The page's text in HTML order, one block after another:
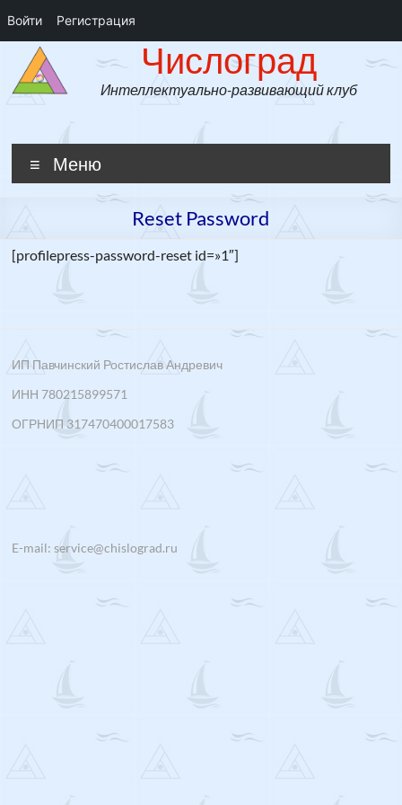
Войти Регистрация
Перейти
содержимому
ЧислоградЧислоград
Интеллектуально-развивающий клуб
Меню
Reset Password
[profilepress-password-reset id=»1″]
ИП Павчинский Ростислав Андревич
ИНН 780215899571
ОГРНИП 317470400017583
E-mail: service@chislograd.ru